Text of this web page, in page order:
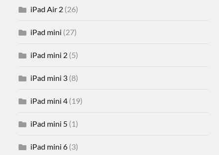
iPad Air 2 (26)
iPad mini (27)
iPad mini 2 (5)
iPad mini 3 (8)
iPad mini 4 (19)
iPad mini 5 (1)
iPad mini 6 (3)